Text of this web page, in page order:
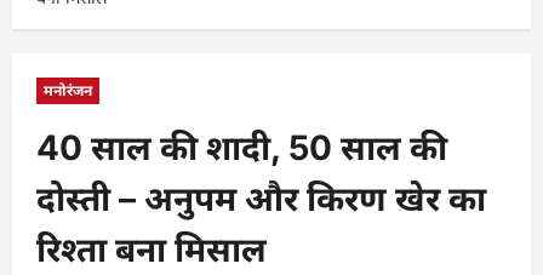
मनोरंजन
40 साल की शादी, 50 साल की
दोस्ती – अनुपम और किरण खेर का
रिश्ता बना मिसाल